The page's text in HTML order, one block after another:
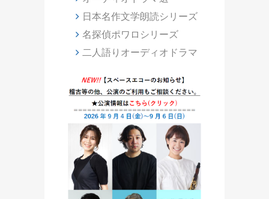
日本名作文学朗読シリーズ
名探偵ポワロシリーズ
二人語りオーディオドラマ